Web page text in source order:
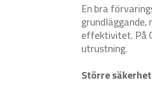
En bra
effektivitet. På
utrustning.
Större säkerhet